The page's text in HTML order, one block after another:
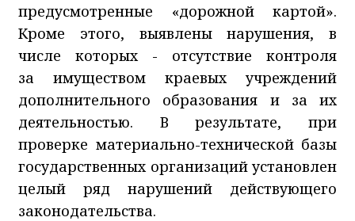
предусмотренные «дорожной картой».
Кроме этого, выявлены нарушения, в
числе которых - отсутствие контроля
за имуществом краевых учреждений
дополнительного образования и за их
деятельностью. В результате, при
проверке материально-технической базы
государственных организаций установлен
целый ряд нарушений действующего
законодательства.